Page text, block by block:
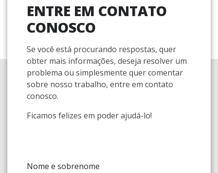
ENTRE EM CONTATO
CONOSCO
Se você está procurando respostas, quer
obter mais informações, deseja resolver um
problema ou simplesmente quer comentar
sobre nosso trabalho, entre em contato
conosco.
Ficamos felizes em poder ajudá-lo!
Nome e sobrenome